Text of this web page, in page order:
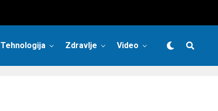
Tehnologija Zdravlje Video